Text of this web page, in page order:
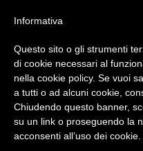
Vai
contenuto
Home » Macchine per ufficio
Durante le prossime
regolari attività
Auguriamo a
Informativa
Questo sito o gli strumenti
di cookie necessari al
nella cookie policy. Se vuoi
a tutti o ad alcuni cookie,
Chiudendo questo banner,
su un link o proseguendo la
acconsenti all’uso dei cookie.